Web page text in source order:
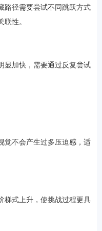
路径需要尝试不同跳跃方式
性。
显加快，需要通过反复尝试
觉不会产生过多压迫感，适
梯式上升，使挑战过程更具